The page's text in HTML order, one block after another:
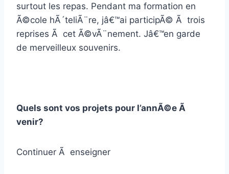
surtout les repas. Pendant ma formation en
Ã©cole hÃ´teliÃ¨re, jâ€™ai participÃ© Ã trois
reprises Ã cet Ã©vÃ¨nement. Jâ€™en garde
de merveilleux souvenirs.
Quels sont vos projets pour l’annÃ©e Ã
venir?
Continuer Ã enseigner